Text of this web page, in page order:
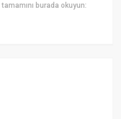
tamamını burada okuyun: